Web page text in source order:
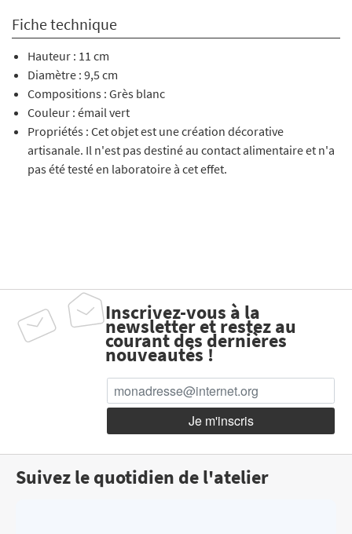
Fiche technique
Hauteur : 11 cm
Diamètre : 9,5 cm
Compositions : Grès blanc
Couleur : émail vert
Propriétés : Cet objet est une création décorative
artisanale. Il n'est pas destiné au contact alimentaire et n'a
pas été testé en laboratoire à cet effet.
Inscrivez-vous à la
newsletter et restez au
courant des dernières
nouveautés !
Suivez le quotidien de l'atelier